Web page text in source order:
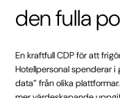
den fulla
En kraftfull CDP för att
Hotellpersonal spenderar
data” från olika